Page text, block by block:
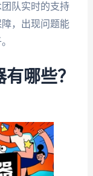
队实时的支持
，出现问题能
哪些？